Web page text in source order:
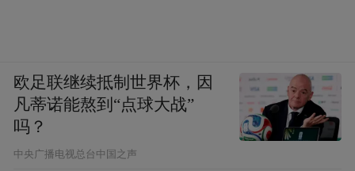
欧足联继续抵制世界杯，因
凡蒂诺能熬到“点球大战”
吗？
中央广播电视总台中国之声